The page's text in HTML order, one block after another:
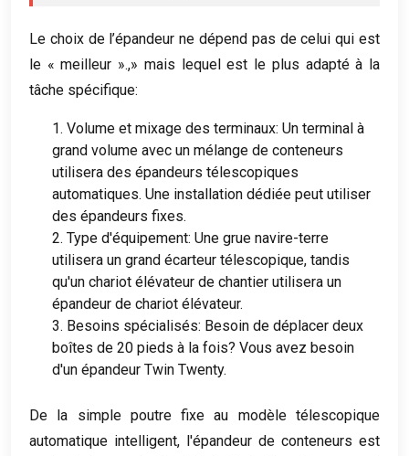
Le choix de l’épandeur ne dépend pas de celui qui est
le « meilleur ».,» mais lequel est le plus adapté à la
tâche spécifique:
1. Volume et mixage des terminaux: Un terminal à
grand volume avec un mélange de conteneurs
utilisera des épandeurs télescopiques
automatiques. Une installation dédiée peut utiliser
des épandeurs fixes.
2. Type d'équipement: Une grue navire-terre
utilisera un grand écarteur télescopique, tandis
qu'un chariot élévateur de chantier utilisera un
épandeur de chariot élévateur.
3. Besoins spécialisés: Besoin de déplacer deux
boîtes de 20 pieds à la fois? Vous avez besoin
d'un épandeur Twin Twenty.
De la simple poutre fixe au modèle télescopique
automatique intelligent, l'épandeur de conteneurs est